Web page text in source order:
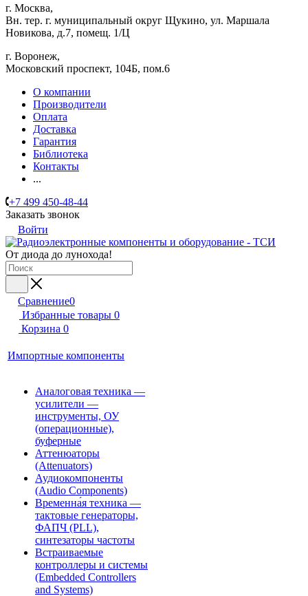
г. Москва,
Вн. тер. г. муниципальный округ Щукино, ул. Маршала
Новикова, д.7, помещ. 1/Ц
г. Воронеж,
​Московский проспект, 104Б, пом.6
О компании
Производители
Оплата
Доставка
Гарантия
Библиотека
Контакты
...
+7 499 450-48-44
Заказать звонок
Войти
От диода до лунохода!
Сравнение0
Избранные товары 0
Корзина 0
Импортные компоненты
Аналоговая техника —
усилители —
инструменты, ОУ
(операционные),
буферные
Аттенюаторы
(Attenuators)
Аудиокомпоненты
(Audio Components)
Временна́я техника —
тактовые генераторы,
ФАПЧ (PLL),
синтезаторы частоты
Встраиваемые
контроллеры и системы
(Embedded Controllers
and Systems)